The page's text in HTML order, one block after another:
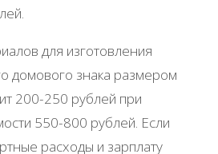
для изготовления
домового знака размером
200-250 рублей при
550-800 рублей. Если
расходы и зарплату